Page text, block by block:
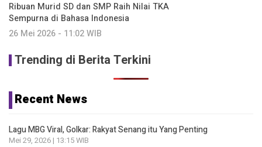
Ribuan Murid SD dan SMP Raih Nilai TKA
Sempurna di Bahasa Indonesia
26 Mei 2026 - 11:02 WIB
Trending di Berita Terkini
Recent News
Lagu MBG Viral, Golkar: Rakyat Senang itu Yang Penting
Mei 29, 2026 | 13:15 WIB